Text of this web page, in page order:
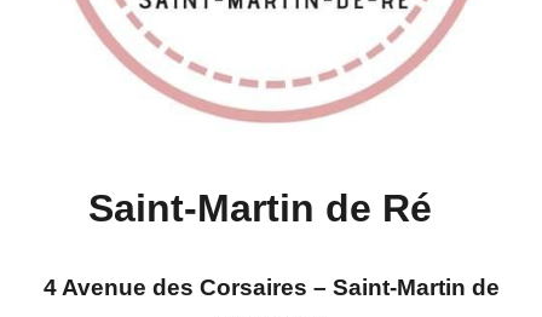
Saint-Martin de Ré
4 Avenue des Corsaires – Saint-Martin de